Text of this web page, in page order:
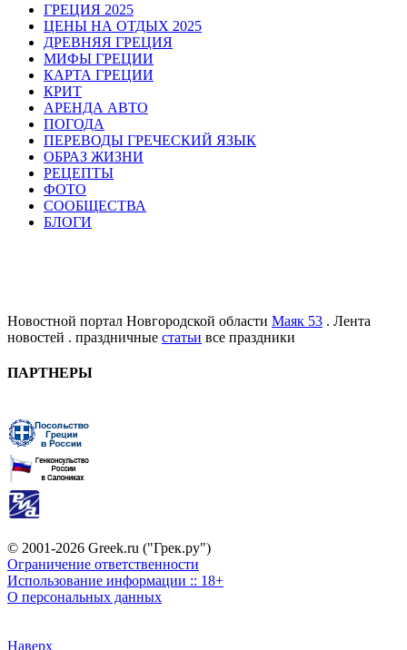
ГРЕЦИЯ 2025
ЦЕНЫ НА ОТДЫХ 2025
ДРЕВНЯЯ ГРЕЦИЯ
МИФЫ ГРЕЦИИ
КАРТА ГРЕЦИИ
КРИТ
АРЕНДА АВТО
ПОГОДА
ПЕРЕВОДЫ ГРЕЧЕСКИЙ ЯЗЫК
ОБРАЗ ЖИЗНИ
РЕЦЕПТЫ
ФОТО
СООБЩЕСТВА
БЛОГИ
Новостной портал Новгородской области Маяк 53 . Лента
новостей . праздничные статьи все праздники
ПАРТНЕРЫ
© 2001-2026 Greek.ru ("Грек.ру")
Ограничение ответственности
Использование информации :: 18+
О персональных данных
Наверх